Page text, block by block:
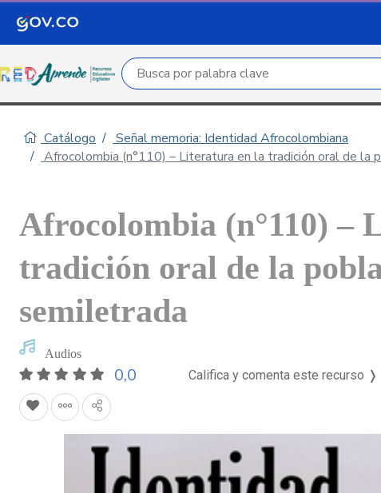
Campo de búsqueda por palabra clave
Catálogo
Señal memoria: Identidad Afrocolombiana
Afrocolombia (n°110) – Literatura en la tradición oral de la
Afrocolombia (n°110) –
tradición oral de la
semiletrada
Audios
0,0 Califica y comenta este recurso ❭